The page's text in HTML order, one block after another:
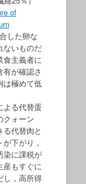
of
した卵な
ないものだ
食主義者に
が確認さ
は極めて低
る代替蛋
クォーン
代替肉と
下がり，
染に課税が
産もすぐに
し，高所得